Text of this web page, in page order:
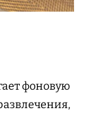
фоновую